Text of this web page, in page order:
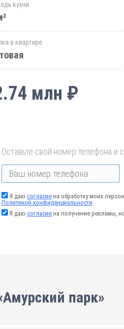
кухни
в квартире
млн ₽
Оставьте свой номер телефона и
Я даю согласие на обработку моих
Политикой конфиденциальности
Я даю согласие на получение рекламы,
парк»